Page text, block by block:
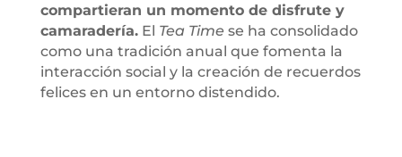
compartieran un momento de disfrute y
camaradería.El Tea Timese ha consolidado
como una tradición anual que fomenta la
interacción social y la creación de recuerdos
felices en un entorno distendido.